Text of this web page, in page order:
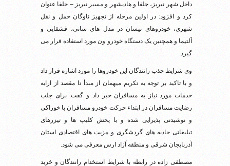
داخل شهر تبریز، جلفا و هادیشهر و مسیر تبریز – جلفا عنوان
کرد و افزود: در اولین مرحله از تجهیز ناوگان حمل و نقل
شهری، خودروهای نیسان در مدل های سانی، قشقایی و
آلتیما و همچنین یک دستگاه خودرو ون مورد استفاده قرار می
گیرد.
وی شرایط جذب رانندگان این خودروها را مورد اشاره قرار داد
و با تاکید بر توجه به تکریم میهمان از مبدأ تا مقصد از ارایه
خدمات مورد نیاز به مسافران خبر داد و گفت: برای جلب
رضایت مسافران در ابتداء حرکت خودرو مسافران با خوراکی
و نوشیدنی پذیرایی شده و با پخش کلیپ ها و تیزرهای
تبلیغاتی جاذبه های گردشگری و مزیت های اقتصادی استان
آذربایجان شرقی و منطقه آزاد ارس معرفی می شود.
مصطفی زاده در رابطه با شرایط استخدام رانندگان و خرید